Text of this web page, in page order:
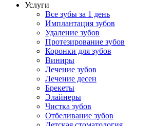
Услуги
Все зубы за 1 день
Имплантация зубов
Удаление зубов
Протезирование зубов
Коронки для зубов
Виниры
Лечение зубов
Лечение десен
Брекеты
Элайнеры
Чистка зубов
Отбеливание зубов